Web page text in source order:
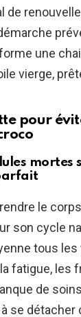
de
une
vierge,
pour
le
son cycle
tous
fatigue, les
de
se détacher